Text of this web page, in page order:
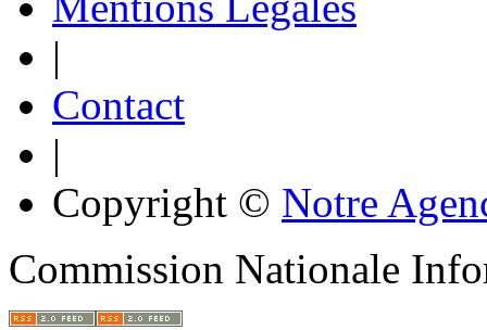
|
Contact
|
Copyright © Notre
Commission Nationale